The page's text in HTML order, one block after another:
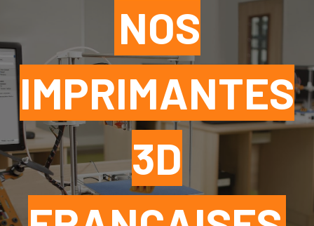
NOS
IMPRIMANTES
3D